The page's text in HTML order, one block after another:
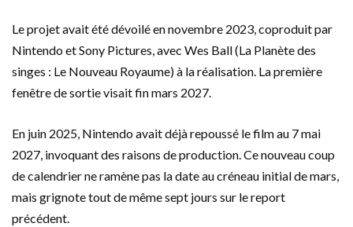
Le projet avait été dévoilé en novembre 2023, coproduit par
Nintendo et Sony Pictures, avec Wes Ball (La Planète des
singes : Le Nouveau Royaume) à la réalisation. La première
fenêtre de sortie visait fin mars 2027.
En juin 2025, Nintendo avait déjà repoussé le film au 7 mai
2027, invoquant des raisons de production. Ce nouveau coup
de calendrier ne ramène pas la date au créneau initial de mars,
mais grignote tout de même sept jours sur le report
précédent.